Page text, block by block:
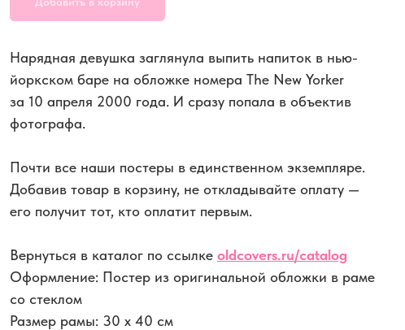
Нарядная девушка заглянула выпить напиток в нью-
йоркском баре на обложке номера The New Yorker
за 10 апреля 2000 года. И сразу попала в объектив
фотографа.
Почти все наши постеры в единственном экземпляре.
Добавив товар в корзину, не откладывайте оплату —
его получит тот, кто оплатит первым.
Вернуться в каталог по ссылке oldcovers.ru/catalog
Оформление: Постер из оригинальной обложки в раме
со стеклом
Размер рамы: 30 x 40 см